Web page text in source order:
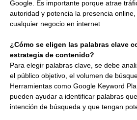
Google. Es importante porque atrae
autoridad y potencia la presencia
cualquier negocio en internet
¿Cómo se eligen las palabras clave
estrategia de contenido?
Para elegir palabras clave, se debe
el público objetivo, el volumen de
Herramientas como Google Keyword
pueden ayudar a identificar palabras
intención de búsqueda y que tengan